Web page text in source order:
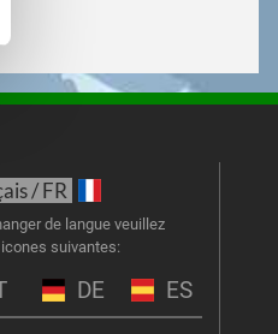
/ FR
de langue veuillez
suivantes:
DE ES